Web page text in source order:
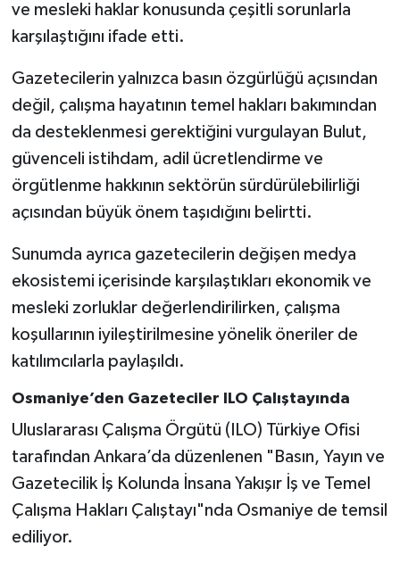
ve mesleki haklar konusunda çeşitli sorunlarla
karşılaştığını ifade etti.
Gazetecilerin yalnızca basın özgürlüğü açısından
değil, çalışma hayatının temel hakları bakımından
da desteklenmesi gerektiğini vurgulayan Bulut,
güvenceli istihdam, adil ücretlendirme ve
örgütlenme hakkının sektörün sürdürülebilirliği
açısından büyük önem taşıdığını belirtti.
Sunumda ayrıca gazetecilerin değişen medya
ekosistemi içerisinde karşılaştıkları ekonomik ve
mesleki zorluklar değerlendirilirken, çalışma
koşullarının iyileştirilmesine yönelik öneriler de
katılımcılarla paylaşıldı.
Osmaniye’den Gazeteciler ILO Çalıştayında
Uluslararası Çalışma Örgütü (ILO) Türkiye Ofisi
tarafından Ankara’da düzenlenen "Basın, Yayın ve
Gazetecilik İş Kolunda İnsana Yakışır İş ve Temel
Çalışma Hakları Çalıştayı"nda Osmaniye de temsil
ediliyor.